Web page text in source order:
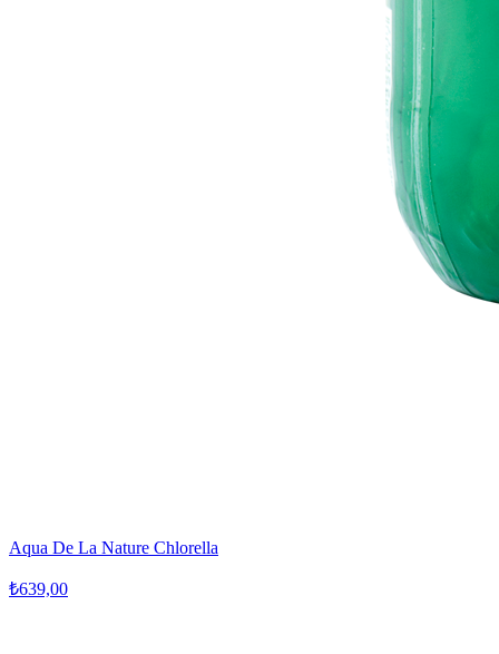
Aqua De La Nature Chlorella
₺639,00